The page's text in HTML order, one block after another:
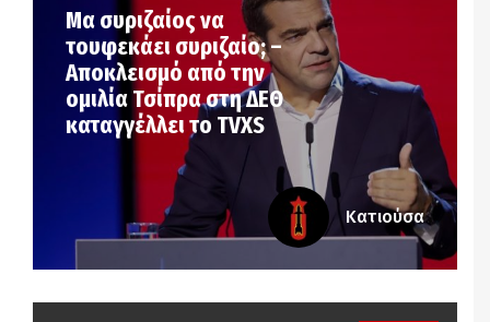
Μα συριζαίος να
τουφεκάει συριζαίο; –
Αποκλεισμό από την
ομιλία Τσίπρα στη ΔΕΘ
καταγγέλλει το ΤVXS
Κατιούσα